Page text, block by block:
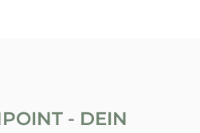
- DEIN